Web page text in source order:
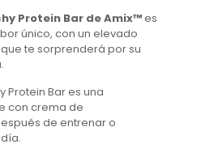
Protein Bar de Amix™es
único, con un elevado
te sorprenderá por su
Protein Bar es una
con crema de
de entrenar o